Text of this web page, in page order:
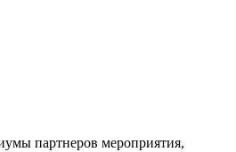
партнеров мероприятия,